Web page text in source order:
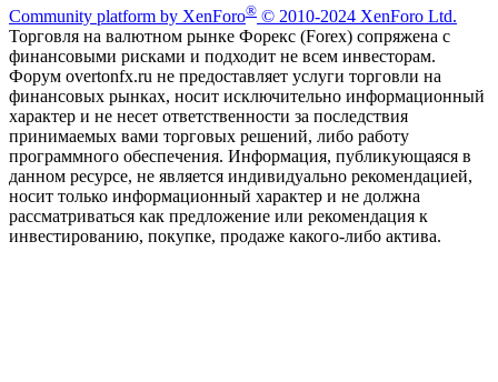
Community platform by XenForo® © 2010-2024 XenForo Ltd.
Торговля на валютном рынке Форекс (Forex) сопряжена с
финансовыми рисками и подходит не всем инвесторам.
Форум overtonfx.ru не предоставляет услуги торговли на
финансовых рынках, носит исключительно информационный
характер и не несет ответственности за последствия
принимаемых вами торговых решений, либо работу
программного обеспечения. Информация, публикующаяся в
данном ресурсе, не является индивидуально рекомендацией,
носит только информационный характер и не должна
рассматриваться как предложение или рекомендация к
инвестированию, покупке, продаже какого-либо актива.